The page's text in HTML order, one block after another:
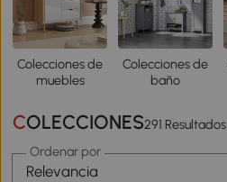
Colecciones de
muebles
Colecciones de
baño
COLECCIONES291 Resultados
Ordenar por
Relevancia